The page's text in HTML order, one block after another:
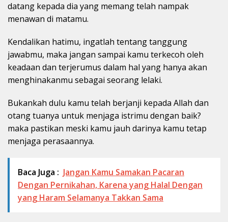
datang kepada dia yang memang telah nampak
menawan di matamu.
Kendalikan hatimu, ingatlah tentang tanggung
jawabmu, maka jangan sampai kamu terkecoh oleh
keadaan dan terjerumus dalam hal yang hanya akan
menghinakanmu sebagai seorang lelaki.
Bukankah dulu kamu telah berjanji kepada Allah dan
otang tuanya untuk menjaga istrimu dengan baik?
maka pastikan meski kamu jauh darinya kamu tetap
menjaga perasaannya.
Baca Juga : Jangan Kamu Samakan Pacaran
Dengan Pernikahan, Karena yang Halal Dengan
yang Haram Selamanya Takkan Sama